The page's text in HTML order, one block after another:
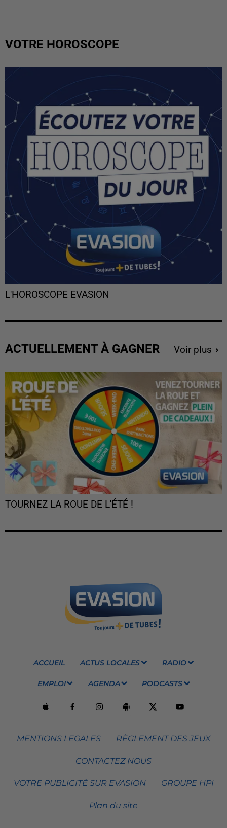
VOTRE HOROSCOPE
L'HOROSCOPE EVASION
ACTUELLEMENT À GAGNER Voir plus
TOURNEZ LA ROUE DE L'ÉTÉ !
ACCUEIL ACTUS LOCALES RADIO
EMPLOI AGENDA PODCASTS
MENTIONS LEGALES RÈGLEMENT DES JEUX
CONTACTEZ NOUS
VOTRE PUBLICITÉ SUR EVASION GROUPE HPI
Plan du site